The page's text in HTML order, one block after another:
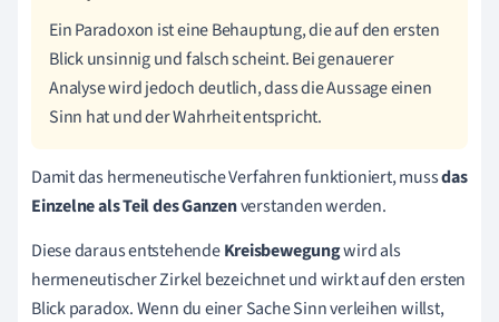
Ein Paradoxon ist eine Behauptung, die auf den ersten
Blick unsinnig und falsch scheint. Bei genauerer
Analyse wird jedoch deutlich, dass die Aussage einen
Sinn hat und der Wahrheit entspricht.
Damit das hermeneutische Verfahren funktioniert, mussdas
Einzelne als Teil des Ganzenverstanden werden.
Diese daraus entstehendeKreisbewegungwird als
hermeneutischer Zirkel bezeichnet und wirkt auf den ersten
Blick paradox. Wenn du einer Sache Sinn verleihen willst,